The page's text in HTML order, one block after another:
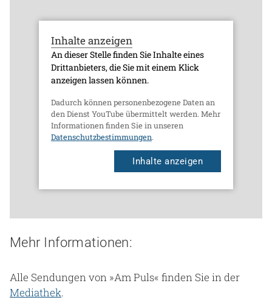
Inhalte anzeigen
An dieser Stelle finden Sie Inhalte eines
Drittanbieters, die Sie mit einem Klick
anzeigen lassen können.
Dadurch können personenbezogene Daten an
den Dienst YouTube übermittelt werden. Mehr
Informationen finden Sie in unseren
Datenschutzbestimmungen.
Inhalte anzeigen
Mehr Informationen:
Alle Sendungen von »Am Puls« finden Sie in der
Mediathek.